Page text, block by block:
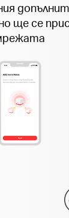
ще се